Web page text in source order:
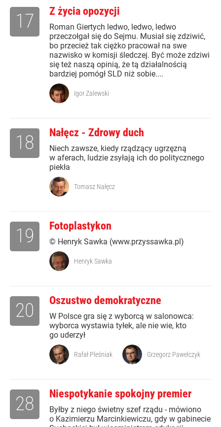
Z życia opozycji
Roman Giertych ledwo, ledwo, ledwo
przeczołgał się do Sejmu. Musiał się zdziwić,
bo przecież tak ciężko pracował na swe
nazwisko w komisji śledczej. Być może zdziwi
się też naszą opinią, że tą działalnością
bardziej pomógł SLD niż sobie....
17
Igor Zalewski
Nałęcz - Zdrowy duch
Niech zawsze, kiedy rządzący ugrzęzną
w aferach, ludzie zsyłają ich do politycznego
piekła
18
Tomasz Nałęcz
Fotoplastykon
© Henryk Sawka (www.przyssawka.pl)
19
Henryk Sawka
Oszustwo demokratyczne
W Polsce gra się z wyborcą w salonowca:
wyborca wystawia tyłek, ale nie wie, kto
go uderzył
20
Rafał Pleśniak Grzegorz Pawelczyk
Niespotykanie spokojny premier
Byłby z niego świetny szef rządu - mówiono
o Kazimierzu Marcinkiewiczu, gdy w gabinecie
28